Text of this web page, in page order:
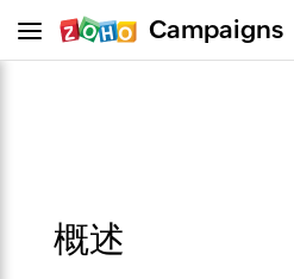
Campaigns
概述